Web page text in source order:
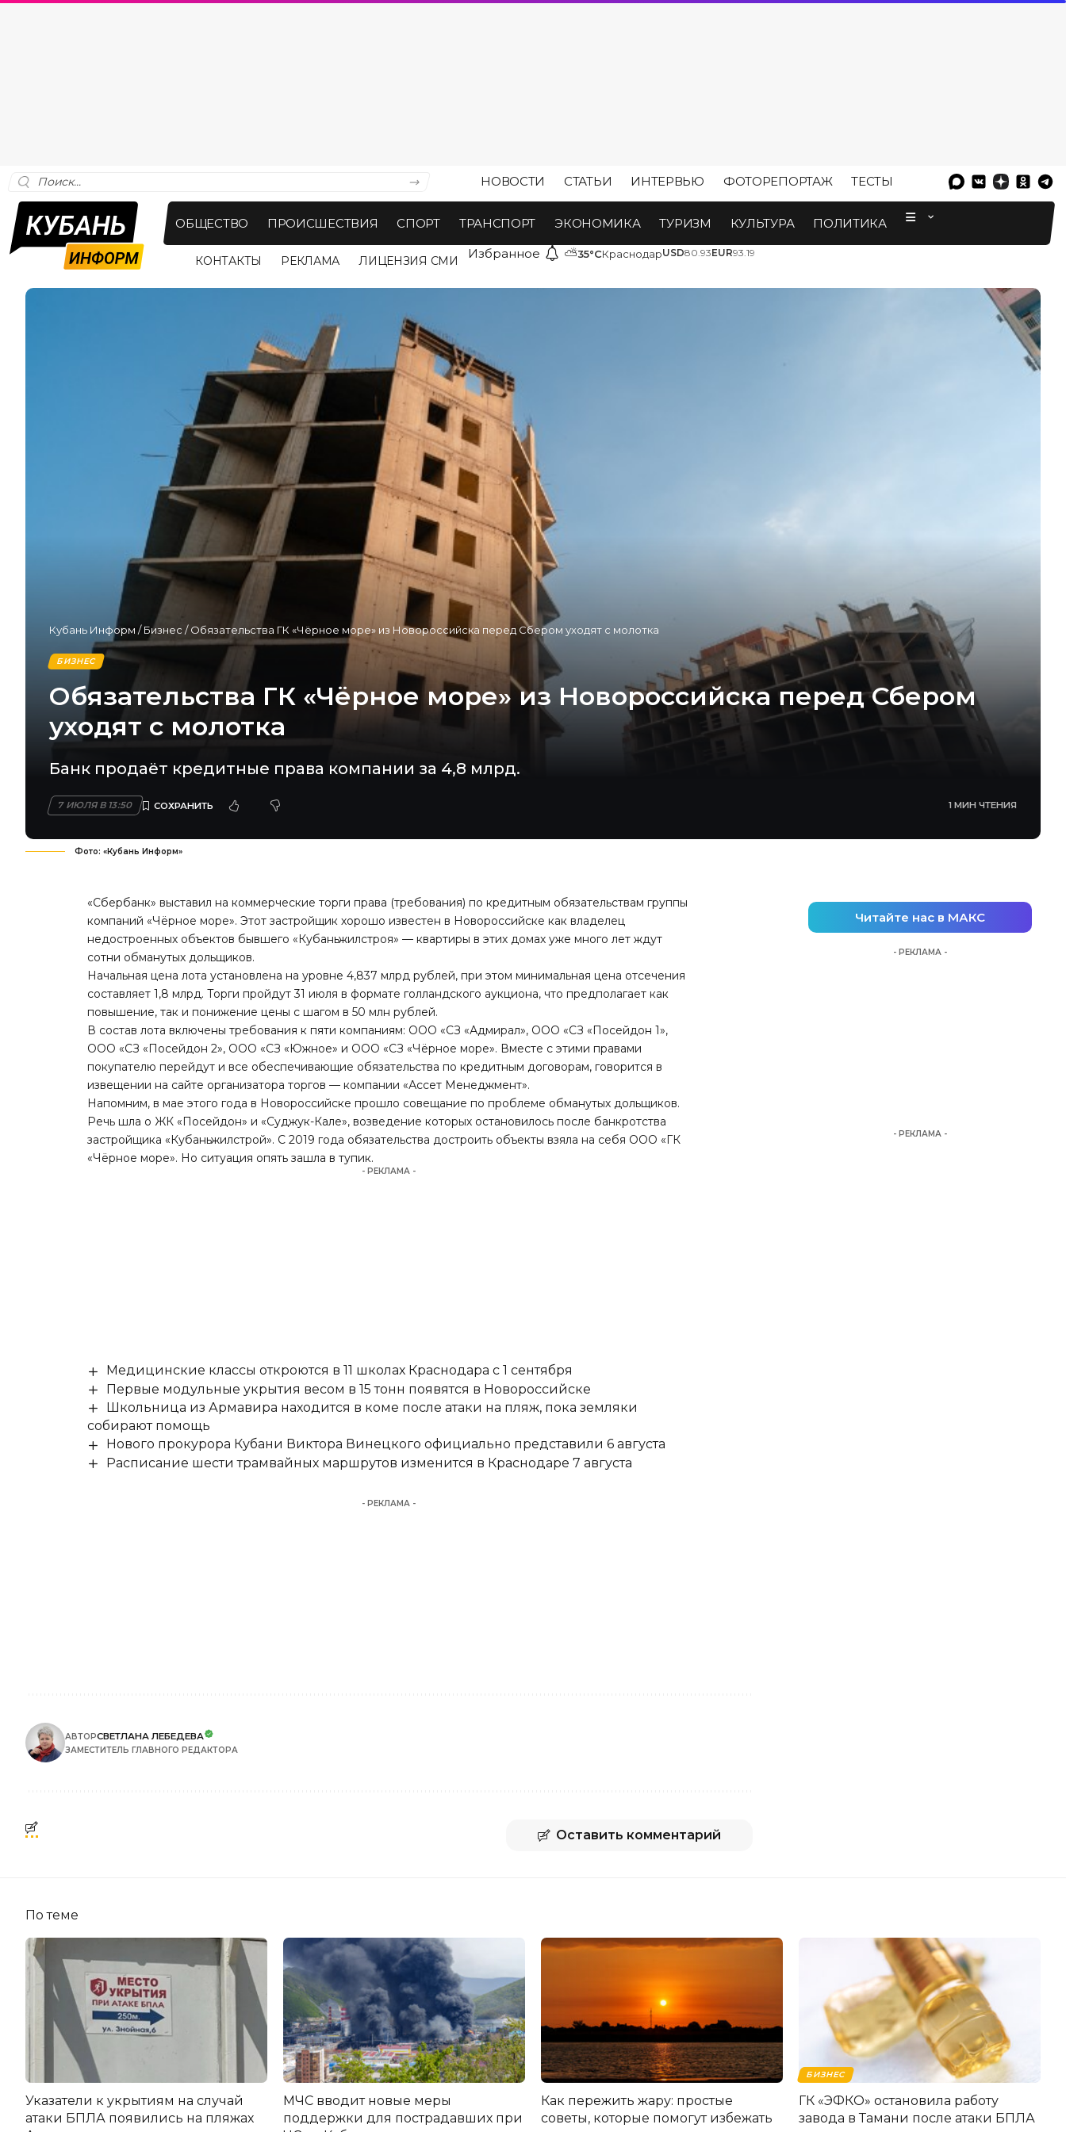
НОВОСТИ СТАТЬИ ИНТЕРВЬЮ ФОТОРЕПОРТАЖ ТЕСТЫ
ОБЩЕСТВО ПРОИСШЕСТВИЯ СПОРТ ТРАНСПОРТ ЭКОНОМИКА ТУРИЗМ КУЛЬТУРА ПОЛИТИКА
КОНТАКТЫ РЕКЛАМА ЛИЦЕНЗИЯ СМИ Избранное ⛅35°CКраснодарUSD80.93EUR93.19
Кубань Информ /Бизнес /Обязательства ГК «Чёрное море» из Новороссийска перед Сбером уходят с молотка
БИЗНЕС
Обязательства ГК «Чёрное море» из Новороссийска перед Сбером
уходят с молотка
Банк продаёт кредитные права компании за 4,8 млрд.
7 ИЮЛЯ В 13:50 1 МИН ЧТЕНИЯ
Фото: «Кубань Информ»
«Сбербанк» выставил на коммерческие торги права (требования) по кредитным обязательствам группы
компаний «Чёрное море». Этот застройщик хорошо известен в Новороссийске как владелец
недостроенных объектов бывшего «Кубаньжилстроя» — квартиры в этих домах уже много лет ждут
сотни обманутых дольщиков.
Начальная цена лота установлена на уровне 4,837 млрд рублей, при этом минимальная цена отсечения
составляет 1,8 млрд. Торги пройдут 31 июля в формате голландского аукциона, что предполагает как
повышение, так и понижение цены с шагом в 50 млн рублей.
В состав лота включены требования к пяти компаниям: ООО «СЗ «Адмирал», ООО «СЗ «Посейдон 1»,
ООО «СЗ «Посейдон 2», ООО «СЗ «Южное» и ООО «СЗ «Чёрное море». Вместе с этими правами
покупателю перейдут и все обеспечивающие обязательства по кредитным договорам, говорится в
извещении на сайте организатора торгов — компании «Ассет Менеджмент».
Напомним, в мае этого года в Новороссийске прошло совещание по проблеме обманутых дольщиков.
Речь шла о ЖК «Посейдон» и «Суджук-Кале», возведение которых остановилось после банкротства
застройщика «Кубаньжилстрой». С 2019 года обязательства достроить объекты взяла на себя ООО «ГК
«Чёрное море». Но ситуация опятьзашла в тупик.
- РЕКЛАМА -
Медицинские классы откроются в 11 школах Краснодара с 1 сентября
Первые модульные укрытия весом в 15 тонн появятся в Новороссийске
Школьница из Армавира находится в коме после атаки на пляж, пока земляки
собирают помощь
Нового прокурора Кубани Виктора Винецкого официально представили 6 августа
Расписание шести трамвайных маршрутов изменится в Краснодаре 7 августа
- РЕКЛАМА -
АВТОРСВЕТЛАНА ЛЕБЕДЕВА
ЗАМЕСТИТЕЛЬ ГЛАВНОГО РЕДАКТОРА
Оставить комментарий
Читайте нас в МАКС
- РЕКЛАМА -
- РЕКЛАМА -
По теме
Указатели к укрытиям на случай
атаки БПЛА появились на пляжах
МЧС вводит новые меры
поддержки для пострадавших при
Как пережить жару: простые
советы, которые помогут избежать
БИЗНЕС
ГК «ЭФКО» остановила работу
завода в Тамани после атаки БПЛА